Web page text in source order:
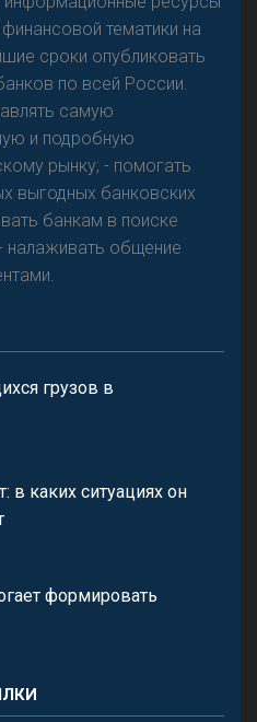
тематики на
сроки опубликовать
по всей России.
самую
и подробную
рынку; - помогать
выгодных банковских
банкам в поиске
налаживать общение
грузов в
в каких ситуациях он
формировать